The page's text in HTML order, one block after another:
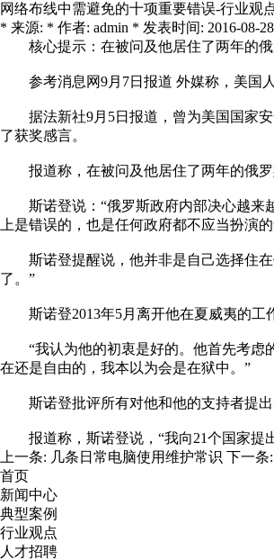
网络布线中需避免的十项重要错误-行业观
* 来源: * 作者: admin * 发表时间: 2016-08-
核心提示：在被问及他居住了两年的俄
参考消息网9月7日报道 外媒称，美国人
据法新社9月5日报道，曾为美国国家安
了获奖感言。
报道称，在被问及他居住了两年的俄罗
斯诺登说：“俄罗斯政府内部决心越来越
上是错误的，也是任何政府都不应当扮演
斯诺登提醒说，他并非是自己选择住在
了。”
斯诺登2013年5月离开他在夏威夷的工
“我认为他的初衷是好的。他首先考虑的
在还是自由的，我本以为会是在狱中。”
斯诺登批评所有对他和他的支持者提出
报道称，斯诺登说，“我向21个国家提
上一条: 几条日常电脑使用维护常识 下一条:
首页
新闻中心
典型案例
行业观点
人才招聘